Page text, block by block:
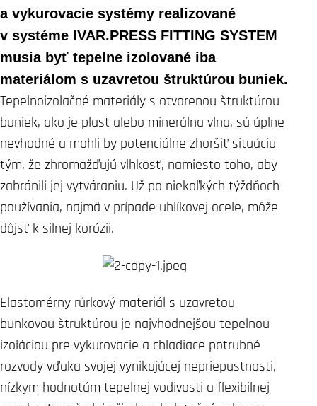
a vykurovacie systémy realizované
v systéme IVAR.PRESS FITTING SYSTEM
musia byť tepelne izolované iba
materiálom s uzavretou štruktúrou buniek.
Tepelnoizolačné materiály s otvorenou štruktúrou
buniek, ako je plast alebo minerálna vlna, sú úplne
nevhodné a mohli by potenciálne zhoršiť situáciu
tým, že zhromažďujú vlhkosť, namiesto toho, aby
zabránili jej vytváraniu. Už po niekoľkých týždňoch
používania, najmä v prípade uhlíkovej ocele, môže
dôjsť k silnej korózii.
Elastomérny rúrkový materiál s uzavretou
bunkovou štruktúrou je najvhodnejšou tepelnou
izoláciou pre vykurovacie a chladiace potrubné
rozvody vďaka svojej vynikajúcej nepriepustnosti,
nízkym hodnotám tepelnej vodivosti a flexibilnej